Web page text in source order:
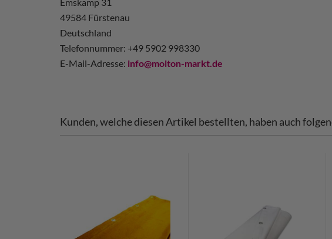
49584 Fürstenau
Deutschland
Telefonnummer: +49 5902 998330
E-Mail-Adresse: info@molton-markt.de
Kunden, welche diesen Artikel bestellten, haben auch